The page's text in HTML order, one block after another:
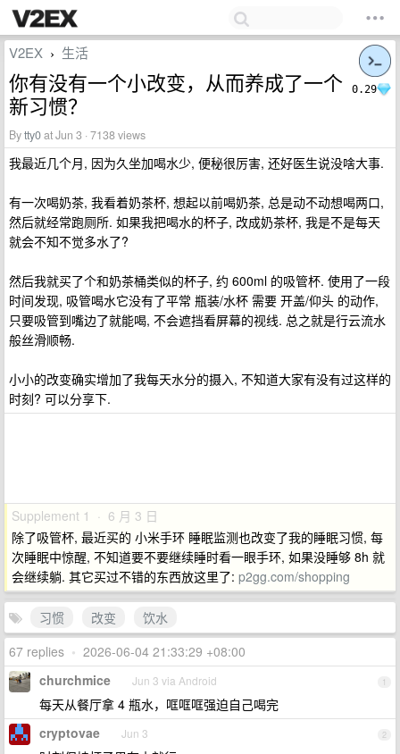
0.29
V2EX › 生活
你有没有一个小改变，从而养成了一个
新习惯？
Bytty0at Jun 3 · 7138 views
我最近几个月, 因为久坐加喝水少, 便秘很厉害, 还好医生说没啥大事.
有一次喝奶茶, 我看着奶茶杯, 想起以前喝奶茶, 总是动不动想喝两口,
然后就经常跑厕所. 如果我把喝水的杯子, 改成奶茶杯, 我是不是每天
就会不知不觉多水了?
然后我就买了个和奶茶桶类似的杯子, 约 600ml 的吸管杯. 使用了一段
时间发现, 吸管喝水它没有了平常 瓶装/水杯 需要 开盖/仰头 的动作,
只要吸管到嘴边了就能喝, 不会遮挡看屏幕的视线. 总之就是行云流水
般丝滑顺畅.
小小的改变确实增加了我每天水分的摄入, 不知道大家有没有过这样的
时刻? 可以分享下.
Supplement 1 · 6 月 3 日
除了吸管杯, 最近买的 小米手环 睡眠监测也改变了我的睡眠习惯, 每
次睡眠中惊醒, 不知道要不要继续睡时看一眼手环, 如果没睡够 8h 就
会继续躺. 其它买过不错的东西放这里了: p2gg.com/shopping
习惯 改变
饮水
67 replies • 2026-06-04 21:33:29 +08:00
1
churchmice Jun 3 via Android
每天从餐厅拿 4 瓶水，哐哐哐强迫自己喝完
2
cryptovae Jun 3